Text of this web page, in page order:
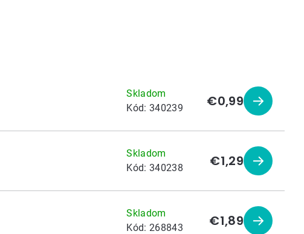
Skladom
Kód:340239 €0,99
Zobraziť
Skladom
Kód:340238 €1,29
Zobraziť
Skladom
Kód:268843 €1,89
Zobraziť